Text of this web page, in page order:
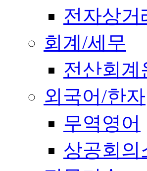
전자상거
회계/세무
전산회계
외국어/한자
무역영어
상공회의